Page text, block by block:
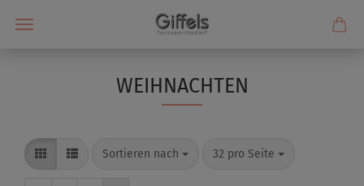
WEIHNACHTEN
Sortieren nach 32 pro Seite